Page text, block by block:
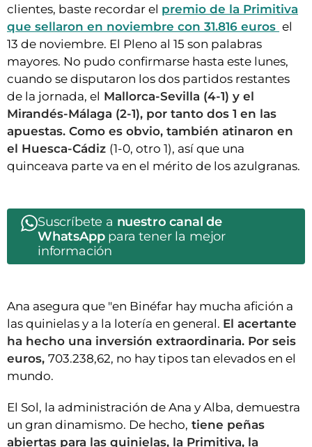
clientes, baste recordar el premio de la Primitiva
que sellaron en noviembre con 31.816 euros el
13 de noviembre. El Pleno al 15 son palabras
mayores. No pudo confirmarse hasta este lunes,
cuando se disputaron los dos partidos restantes
de la jornada, el Mallorca-Sevilla (4-1) y el
Mirandés-Málaga (2-1), por tanto dos 1 en las
apuestas. Como es obvio, también atinaron en
el Huesca-Cádiz (1-0, otro 1), así que una
quinceava parte va en el mérito de los azulgranas.
Suscríbete a nuestro canal de
WhatsApppara tener la mejor
información
Ana asegura que "en Binéfar hay mucha afición a
las quinielas y a la lotería en general. El acertante
ha hecho una inversión extraordinaria. Por seis
euros, 703.238,62, no hay tipos tan elevados en el
mundo.
El Sol, la administración de Ana y Alba, demuestra
un gran dinamismo. De hecho, tiene peñas
abiertas para las quinielas, la Primitiva, la